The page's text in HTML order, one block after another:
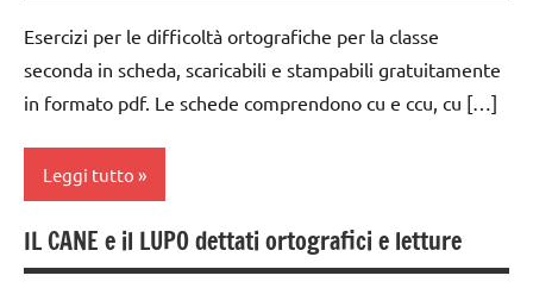
ARGOMENTI
PER ETA'
TUTTI GLI
ARTICOLI
3a
4a
5a
dai
6
Esercizi per le difficoltà ortografiche per la classe
seconda in scheda, scaricabili e stampabili gratuitamente
in formato pdf. Le schede comprendono cu e ccu, cu […]
Leggi tutto
classe
2a
IL CANE e il LUPO dettati ortografici e letture